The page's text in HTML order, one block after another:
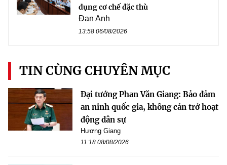
dụng cơ chế đặc thù
Đan Anh
13:58 06/08/2026
TIN CÙNG CHUYÊN MỤC
Đại tướng Phan Văn Giang: Bảo đảm
an ninh quốc gia, không cản trở hoạt
động dân sự
Hương Giang
11:18 08/08/2026